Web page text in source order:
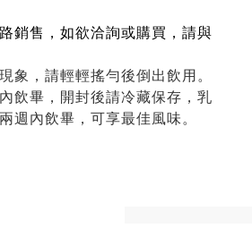
銷售，如欲洽詢或購買，請與
象，請輕輕搖勻後倒出飲用。
飲畢， 開封後請冷藏保存，乳
週內飲畢，可享最佳風味。